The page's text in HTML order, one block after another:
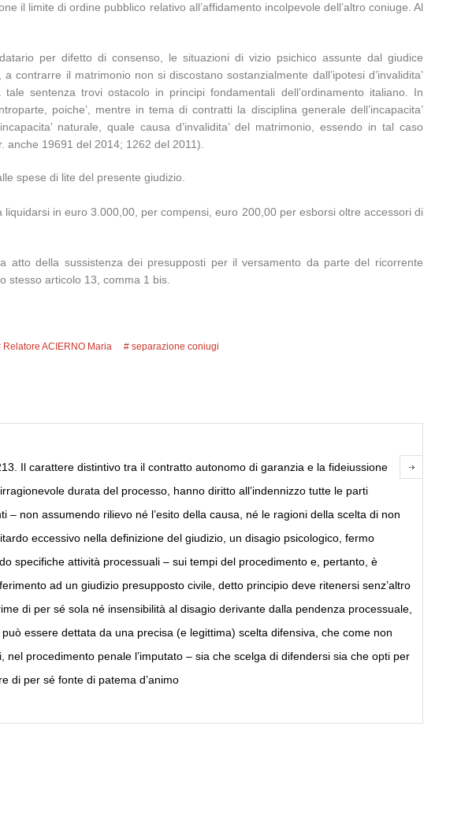
il limite di ordine pubblico relativo all’affidamento incolpevole dell’altro coniuge. Al
per difetto di consenso, le situazioni di vizio psichico assunte dal giudice
il matrimonio non si discostano sostanzialmente dall’ipotesi d’invalidita’
sentenza trovi ostacolo in principi fondamentali dell’ordinamento italiano. In
poiche’, mentre in tema di contratti la disciplina generale dell’incapacita’
naturale, quale causa d’invalidita’ del matrimonio, essendo in tal caso
anche 19691 del 2014; 1262 del 2011).
spese di lite del presente giudizio.
in euro 3.000,00, per compensi, euro 200,00 per esborsi oltre accessori di
della sussistenza dei presupposti per il versamento da parte del ricorrente
stesso articolo 13, comma 1 bis.
Relatore ACIERNO Maria separazione coniugi
Il carattere distintivo tra il contratto autonomo di garanzia e la fideiussione
durata del processo, hanno diritto all’indennizzo tutte le parti
non assumendo rilievo né l’esito della causa, né le ragioni della scelta di non
eccessivo nella definizione del giudizio, un disagio psicologico, fermo
specifiche attività processuali – sui tempi del procedimento e, pertanto, è
ad un giudizio presupposto civile, detto principio deve ritenersi senz’altro
di per sé sola né insensibilità al disagio derivante dalla pendenza processuale,
essere dettata da una precisa (e legittima) scelta difensiva, che come non
procedimento penale l’imputato – sia che scelga di difendersi sia che opti per
di per sé fonte di patema d’animo